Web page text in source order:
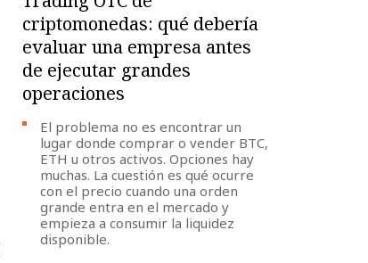
criptomonedas: qué debería
evaluar una empresa antes
de ejecutar grandes
operaciones
El problema no es encontrar un
lugar donde comprar o vender BTC,
ETH u otros activos. Opciones hay
muchas. La cuestión es qué ocurre
con el precio cuando una orden
grande entra en el mercado y
empieza a consumir la liquidez
disponible.